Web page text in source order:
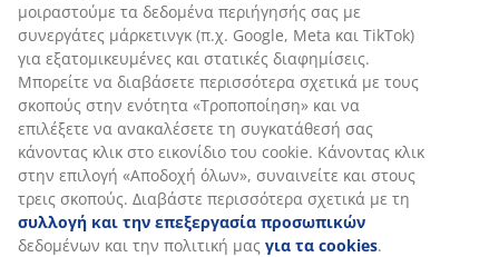
Αποστολή
μοιραστούμε τα δεδομένα περιήγησής σας με
συνεργάτες μάρκετινγκ (π.χ. Google, Meta και TikTok)
για εξατομικευμένες και στατικές διαφημίσεις.
Μπορείτε να διαβάσετε περισσότερα σχετικά με τους
σκοπούς στην ενότητα «Τροποποίηση» και να
επιλέξετε να ανακαλέσετε τη συγκατάθεσή σας
κάνοντας κλικ στο εικονίδιο του cookie. Κάνοντας κλικ
στην επιλογή «Αποδοχή όλων», συναινείτε και στους
τρεις σκοπούς. Διαβάστε περισσότερα σχετικά με τη
συλλογή και την επεξεργασία προσωπικών
δεδομένων και την πολιτική μας για τα cookies.